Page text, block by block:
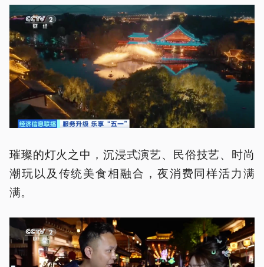
璀璨的灯火之中，沉浸式演艺、民俗技艺、时尚
潮玩以及传统美食相融合，夜消费同样活力满
满。